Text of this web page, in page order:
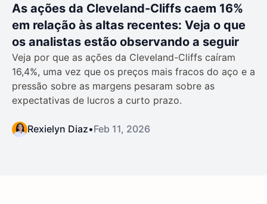
As ações da Cleveland-Cliffs caem 16%
em relação às altas recentes: Veja o que
os analistas estão observando a seguir
Veja por que as ações da Cleveland-Cliffs caíram
16,4%, uma vez que os preços mais fracos do aço e a
pressão sobre as margens pesaram sobre as
expectativas de lucros a curto prazo.
Rexielyn Diaz•Feb 11, 2026